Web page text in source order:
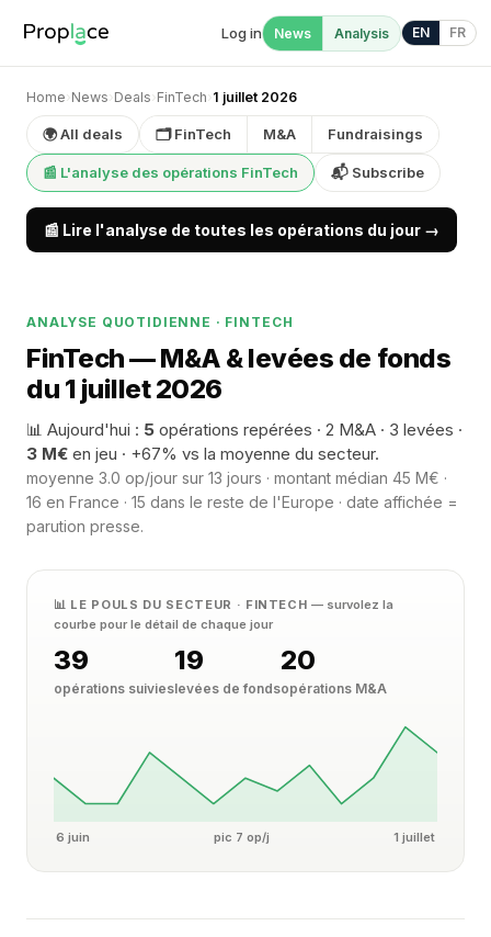
Log in News Analysis EN FR
Home› News› Deals› FinTech› 1 juillet 2026
🌍 All deals 🗂 FinTech M&A Fundraisings
📰 L'analyse des opérations FinTech 📬 Subscribe
📰 Lire l'analyse de toutes les opérations du jour →
ANALYSE QUOTIDIENNE · FINTECH
FinTech — M&A & levées de fonds
du 1 juillet 2026
📊 Aujourd'hui : 5 opérations repérées · 2 M&A · 3 levées ·
3 M€ en jeu · +67% vs la moyenne du secteur.
moyenne 3.0 op/jour sur 13 jours · montant médian 45 M€ ·
16 en France · 15 dans le reste de l'Europe · date affichée =
parution presse.
📊 LE POULS DU SECTEUR · FINTECH— survolez la
courbe pour le détail de chaque jour
39
opérations suivies
19
levées de fonds
20
opérations M&A
6 juin pic 7 op/j 1 juillet